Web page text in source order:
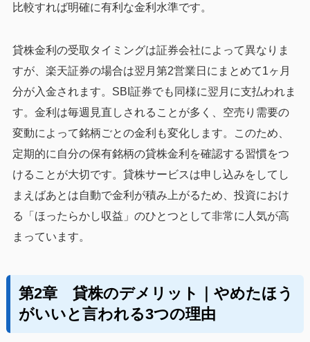
比較すれば明確に有利な金利水準です。
貸株金利の受取タイミングは証券会社によって異なりま
すが、楽天証券の場合は翌月第2営業日にまとめて1ヶ月
分が入金されます。SBI証券でも同様に翌月に支払われま
す。金利は毎週見直しされることが多く、空売り需要の
変動によって銘柄ごとの金利も変化します。このため、
定期的に自分の保有銘柄の貸株金利を確認する習慣をつ
けることが大切です。貸株サービスは申し込みをしてし
まえばあとは自動で金利が積み上がるため、投資におけ
る「ほったらかし収益」のひとつとして非常に人気が高
まっています。
第2章 貸株のデメリット｜やめたほう
がいいと言われる3つの理由